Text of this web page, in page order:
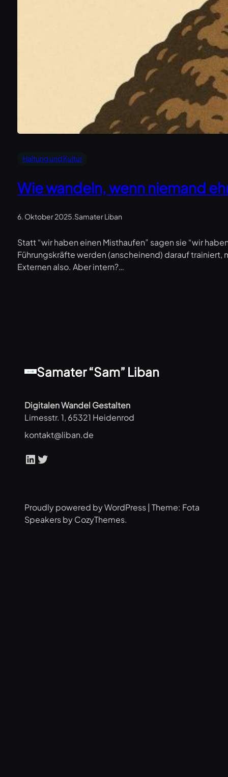
Haltung und Kultur
Wie wandeln, wenn niemand
6. Oktober 2025 Samater Liban
Statt “wir haben einen Misthaufen” sagen sie “wir
Führungskräfte werden (anscheinend) darauf
Externen also. Aber intern?…
Samater “Sam” Liban
Digitalen Wandel Gestalten
Limesstr. 1, 65321 Heidenrod
kontakt@liban.de
LinkedIn Twitter
Proudly powered by WordPress | Theme: Fota
Speakers by CozyThemes.